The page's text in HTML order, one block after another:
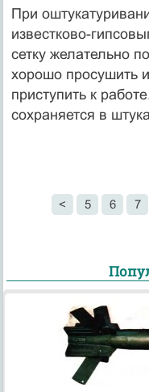
При
известково-
сетку желательно
хорошо просушить
приступить к
сохраняется в
< 5 6 7